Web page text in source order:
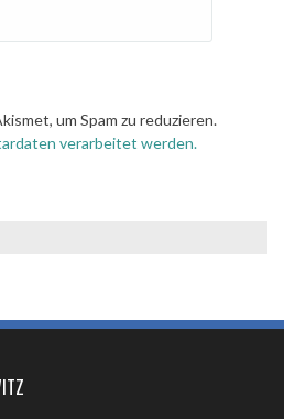
um Spam zu reduzieren.
verarbeitet werden.